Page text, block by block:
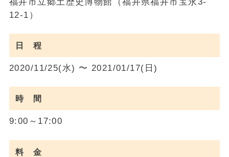
12-1）
日 程
2020/11/25(水) 〜 2021/01/17(日)
時 間
9:00～17:00
料 金